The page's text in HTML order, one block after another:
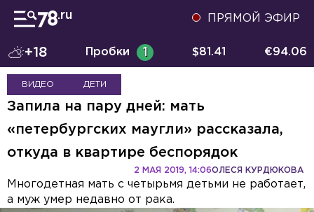
ПРЯМОЙ ЭФИР
+18 Пробки 1 $81.41 €94.06
ВИДЕО ДЕТИ
Запила на пару дней: мать
«петербургских маугли» рассказала,
откуда в квартире беспорядок
ОЛЕСЯ КУРДЮКОВА
2 МАЯ 2019, 14:06
Многодетная мать с четырьмя детьми не работает,
а муж умер недавно от рака.